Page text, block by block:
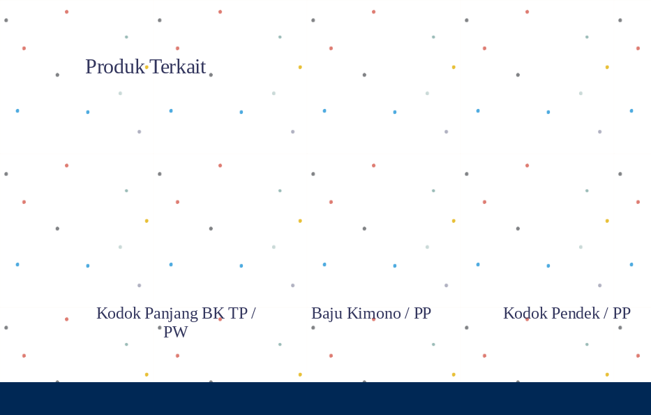
Produk Terkait
Baca selengkapnya
Kodok Panjang BK TP /
PW
Baca selengkapnya
Baju Kimono / PP
Baca selengkapnya
Kodok Pendek / PP